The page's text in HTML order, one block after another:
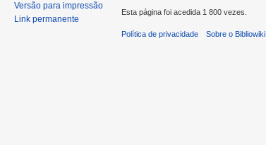
Versão para impressão
Link permanente
Esta página foi acedida 1 800 vezes.
Política de privacidade Sobre o Bibliowiki